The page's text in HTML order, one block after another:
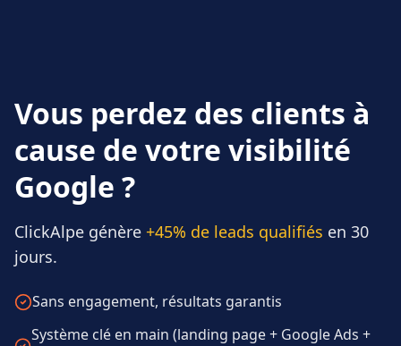
Vous perdez des clients à
cause de votre visibilité
Google ?
ClickAlpe génère +45% de leads qualifiés en 30
jours.
Sans engagement, résultats garantis
Système clé en main (landing page + Google Ads +